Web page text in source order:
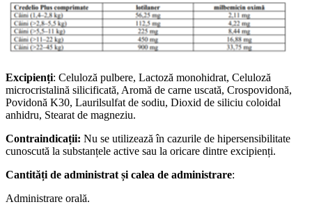
Excipienți: Celuloză pulbere, Lactoză monohidrat, Celuloză
microcristalină silicificată, Aromă de carne uscată, Crospovidonă,
Povidonă K30, Laurilsulfat de sodiu, Dioxid de siliciu coloidal
anhidru, Stearat de magneziu.
Contraindicații: Nu se utilizează în cazurile de hipersensibilitate
cunoscută la substanțele active sau la oricare dintre excipienți.
Cantități de administrat și calea de administrare:
Administrare orală.